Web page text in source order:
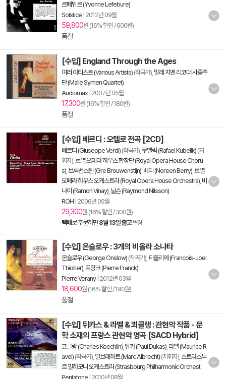
르페뷔르 (Yvonne Lefebure)
Solstice 2012년 09월
59,800원 (16% 할인 / 600원)
품절
[수입] England Through the Ages
여러 아티스트 (Various Artists) (작곡가), 말레 지멘 리코더 사중주
단 (Malle Symen Quartet)
Audiomax 2007년 05월
17,300원 (16% 할인 / 180원)
품절
[수입] 베르디 : 오텔로 전곡 [2CD]
베르디 (Giuseppe Verdi) (작곡가), 쿠벨릭 (Rafael Kubelik) (지
휘자), 로열 오페라 하우스 합창단 (Royal Opera House Choru
s) 브루벤스틴 (Gre Brouwenstijn) 베리 (Noreen Berry) 로열
오페라 하우스 오케스트라 (Royal Opera House Orchestra) 비
나이 (Ramon Vinay) 닐슨 (Raymond Nilsson)
ROH 2006년 09월
29,300원 (16% 할인 / 300원)
택배로 주문하면 8월 13일 출고 변경
[수입] 온슬로우 : 3개의 비올라 소나타
온슬로우 (George Onslow) (작곡가), 티올리에 (Francois-Joel
Thiollier) 프랑크 (Pierre Franck)
Pierre Verany| 2012년 03월
18,600원 (16% 할인 / 190원)
품절
[수입] 뒤카스 & 라벨 & 쾨클랭 : 관현악 작품 - 문
학 소재의 프랑스 관현악 명곡 [SACD Hybrid]
코클랑 (Charles Koechlin) 뒤카 (Paul Dukas) 라벨 (Maurice R
avel) (작곡가), 알브레히트 (Marc Albrecht) (지휘자), 스트라스부
르 필하모니 오케스트라 (Strasbourg Philharmonic Orchest
Pentatone 2010년 08월